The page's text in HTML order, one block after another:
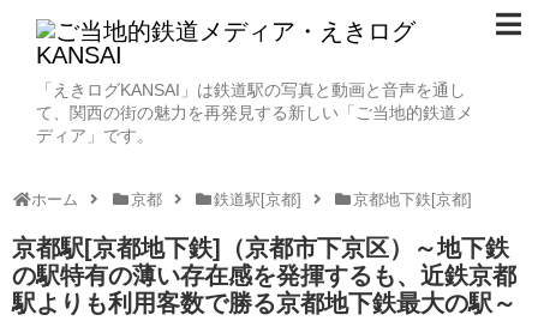
「えきログKANSAI」は鉄道駅の写真と動画と音声を通し
て、関西の街の魅力を再発見する新しい「ご当地的鉄道メ
ディア」です。
ホーム 京都 鉄道駅[京都] 京都地下鉄[京都]
京都駅[京都地下鉄]（京都市下京区）～地下鉄
の駅特有の薄い存在感を発揮するも、近鉄京都
駅よりも利用客数で勝る京都地下鉄最大の駅～